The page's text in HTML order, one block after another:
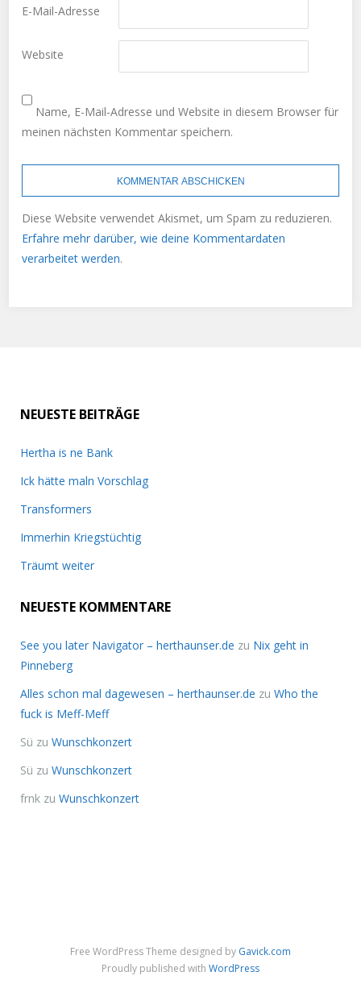
E-Mail-Adresse
Website
Name, E-Mail-Adresse und Website in diesem Browser für
meinen nächsten Kommentar speichern.
Diese Website verwendet Akismet, um Spam zu reduzieren.
Erfahre mehr darüber, wie deine Kommentardaten
verarbeitet werden.
NEUESTE BEITRÄGE
Hertha is ne Bank
Ick hätte maln Vorschlag
Transformers
Immerhin Kriegstüchtig
Träumt weiter
NEUESTE KOMMENTARE
See you later Navigator – herthaunser.de zu Nix geht in
Pinneberg
Alles schon mal dagewesen – herthaunser.de zu Who the
fuck is Meff-Meff
Sü zu Wunschkonzert
Sü zu Wunschkonzert
frnk zu Wunschkonzert
Free WordPress Theme designed by Gavick.com
Proudly published with WordPress